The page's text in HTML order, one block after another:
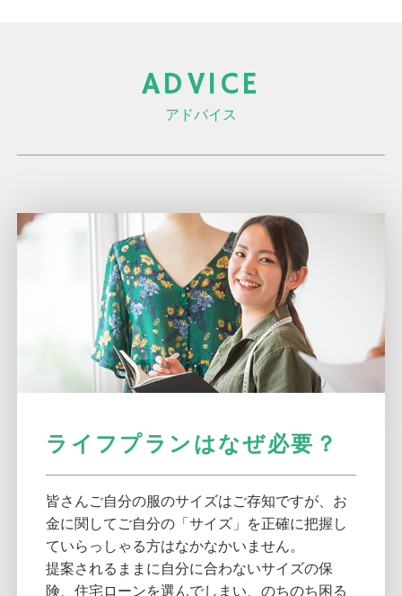
ADVICE
アドバイス
ライフプランはなぜ必要？
皆さんご自分の服のサイズはご存知ですが、お
金に関してご自分の「サイズ」を正確に把握し
ていらっしゃる方はなかなかいません。
提案されるままに自分に合わないサイズの保
険、住宅ローンを選んでしまい、のちのち困る